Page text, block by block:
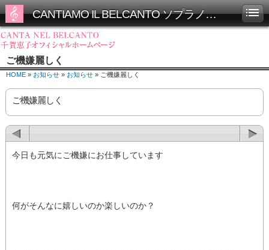
CANTIAMO IL BELCANTO ソプラノ千賀恵子オフィシャルホームページ
ご機嫌麗しく
HOME » お知らせ » お知らせ » ご機嫌麗しく
ご機嫌麗しく
今日も元気にご機嫌にお仕事しています
何がそんなに嬉しいのか楽しいのか？